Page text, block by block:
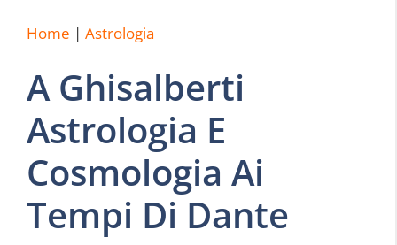
Home | Astrologia
A Ghisalberti
Astrologia E
Cosmologia Ai
Tempi Di Dante